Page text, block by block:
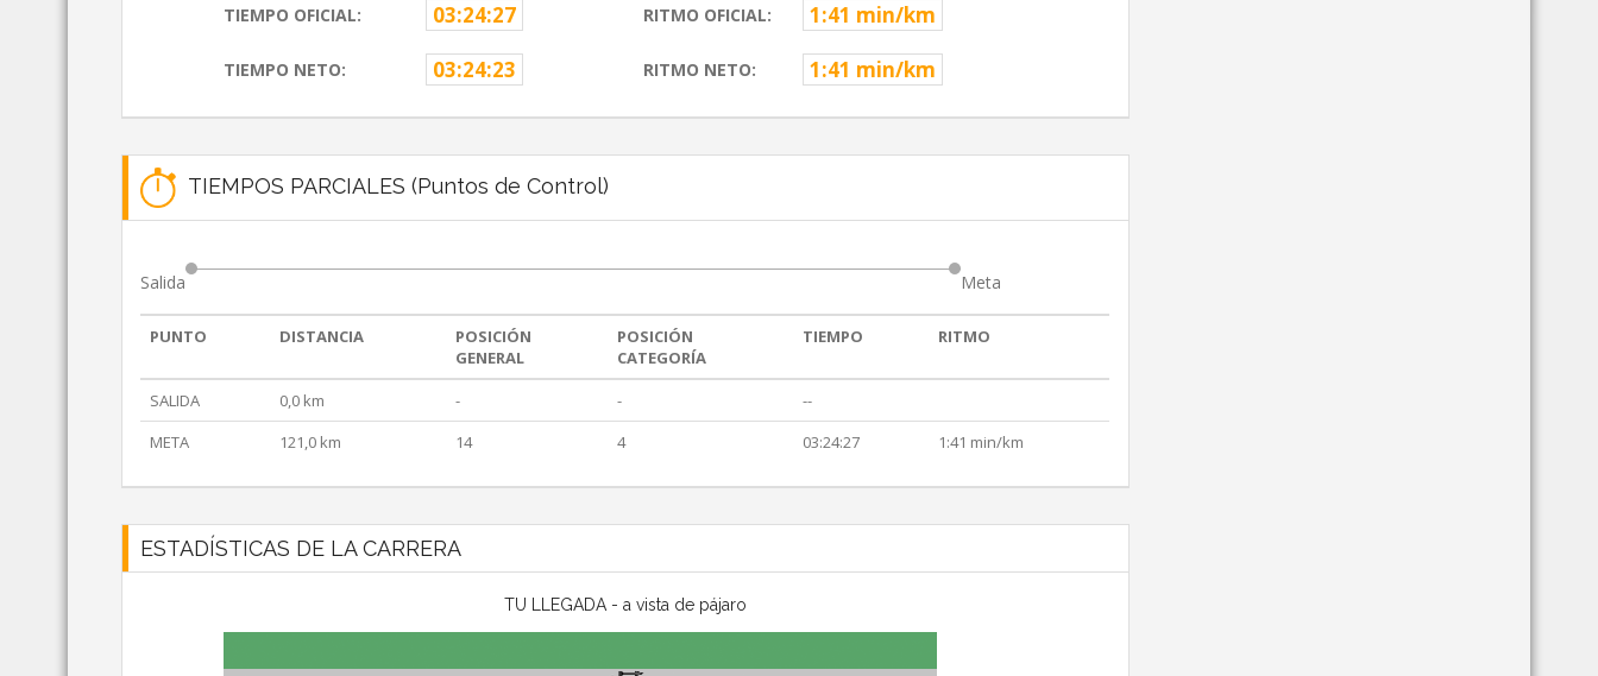
TIEMPO OFICIAL: 03:24:27 RITMO OFICIAL: 1:41 min/km
TIEMPO NETO: 03:24:23 RITMO NETO: 1:41 min/km
TIEMPOS PARCIALES (Puntos de Control)
Salida Meta
PUNTO DISTANCIA
POSICIÓN
GENERAL
POSICIÓN
CATEGORÍA
TIEMPO RITMO
SALIDA 0,0 km - -
--
META
121,0 km 14 4 03:24:27 1:41 min/km
ESTADÍSTICAS DE LA CARRERA
TU LLEGADA - a vista de pájaro